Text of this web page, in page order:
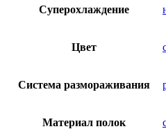
Суперохлаждение
Цвет
Система размораживания
Материал полок